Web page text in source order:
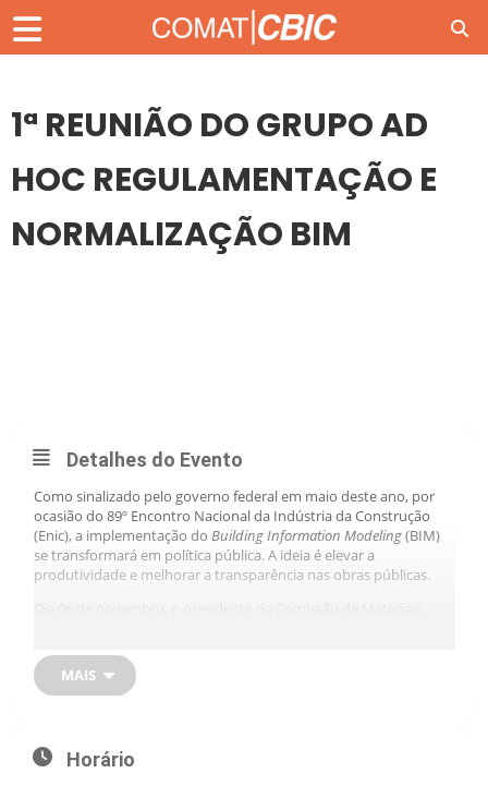
1ª REUNIÃO DO GRUPO AD
HOC REGULAMENTAÇÃO E
NORMALIZAÇÃO BIM
Detalhes do Evento
Como sinalizado pelo governo federal em maio deste ano, por
ocasião do 89º Encontro Nacional da Indústria da Construção
(Enic), a implementação do Building Information Modeling(BIM)
se transformará em política pública. A ideia é elevar a
produtividade e melhorar a transparência nas obras públicas.
Ad Hoc Regulamentação e Normalização do Comitê Estratégico
de Implementação do BIM, na Agência Brasileira de
da CBIC na reunião, além de garantir maior legitimidade ao
processo encabeçado pelo MDIC, enriquece o debate, afinal
MAIS
Horário